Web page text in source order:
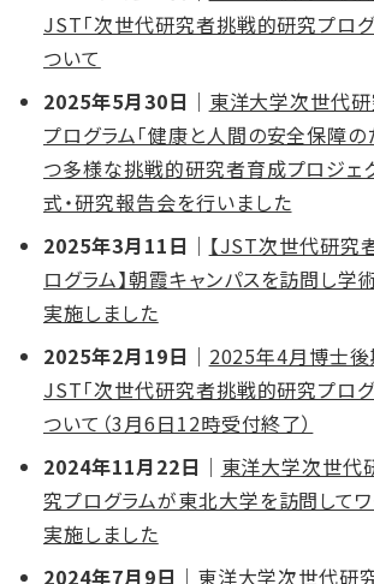
JST「次世代研究者挑戦的研究プロ
ついて
2025年5月30日 ｜ 東洋大学次世代
プログラム「健康と人間の安全保障
つ多様な挑戦的研究者育成プロジェ
式・研究報告会を行いました
2025年3月11日 ｜ 【JST次世代研究
ログラム】朝霞キャンパスを訪問し学
実施しました
2025年2月19日 ｜ 2025年4月博士
JST「次世代研究者挑戦的研究プロ
ついて（3月6日12時受付終了）
2024年11月22日 ｜ 東洋大学次世代
究プログラムが東北大学を訪問して
実施しました
2024年7月9日 ｜ 東洋大学次世代研